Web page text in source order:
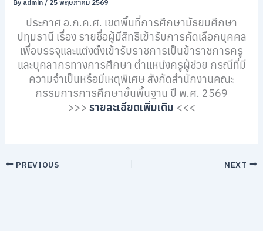
By admin / 25 พฤษภาคม 2569
ประกาศ อ.ก.ค.ศ. เขตพื้นที่การศึกษามัธยมศึกษา
ปทุมธานี เรื่อง รายชื่อผู้มีสิทธิเข้ารับการคัดเลือกบุคคล
เพื่อบรรจุและแต่งตั้งเข้ารับราชการเป็นข้าราชการครู
และบุคลากรทางการศึกษา ตำแหน่งครูผู้ช่วย กรณีที่มี
ความจำเป็นหรือมีเหตุพิเศษ สังกัดสำนักงานคณะ
กรรมการการศึกษาขั้นพื้นฐาน ปี พ.ศ. 2569
>>> รายละเอียดเพิ่มเติม <<<
PREVIOUS NEXT